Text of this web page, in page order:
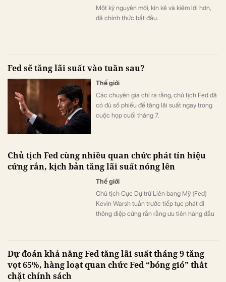
Một kỷ nguyên mới, kín kẽ và kiệm lời hơn,
đã chính thức bắt đầu.
Fed sẽ tăng lãi suất vào tuần sau?
Thế giới
Các chuyên gia chỉ ra rằng, chủ tịch Fed đã
có đủ số phiếu để tăng lãi suất ngay trong
cuộc họp cuối tháng 7.
Chủ tịch Fed cùng nhiều quan chức phát tín hiệu
cứng rắn, kịch bản tăng lãi suất nóng lên
Thế giới
Chủ tịch Cục Dự trữ Liên bang Mỹ (Fed)
Kevin Warsh tuần trước tiếp tục phát đi
thông điệp cứng rắn rằng ưu tiên hàng đầu
tháng tới.
Dự đoán khả năng Fed tăng lãi suất tháng 9 tăng
vọt 65%, hàng loạt quan chức Fed “bóng gió” thắt
chặt chính sách